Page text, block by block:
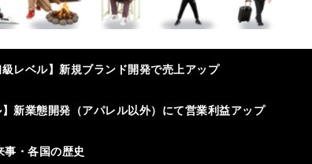
レベル】新規ブランド開発で売上アップ
新業態開発（アパレル以外）にて営業利益アップ
・各国の歴史